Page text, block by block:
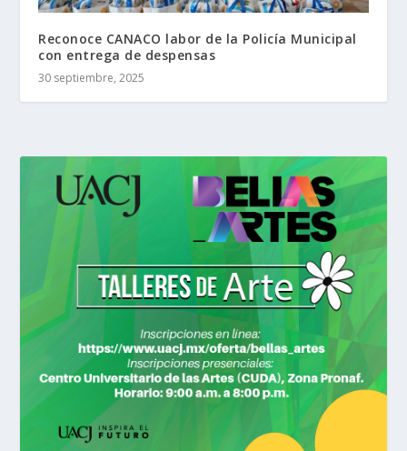
Reconoce CANACO labor de la Policía Municipal
con entrega de despensas
30 septiembre, 2025